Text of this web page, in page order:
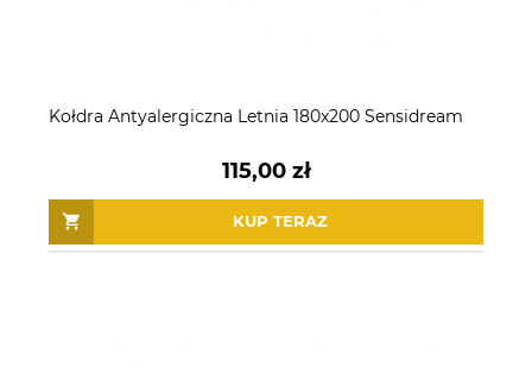
Kołdra Antyalergiczna Letnia 180x200 Sensidream
115,00 zł
KUP TERAZ